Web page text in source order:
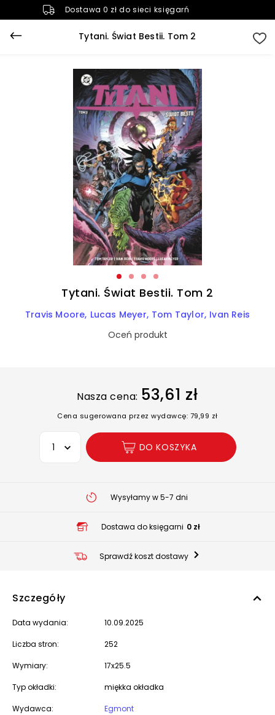
Dostawa 0 zł do sieci księgarń
Tytani. Świat Bestii. Tom 2
Tytani. Świat Bestii. Tom 2
Travis Moore Lucas Meyer Tom Taylor Ivan Reis
Oceń produkt
Nasza cena: 53,61 zł
Cena sugerowana przez wydawcę: 79,99 zł
Wybierz opcję
DO KOSZYKA
Wysyłamy w 5-7 dni
Dostawa do księgarni 0 zł
Sprawdź koszt dostawy
Szczegóły
Data wydania: 10.09.2025
Liczba stron: 252
Wymiary: 17x25.5
Typ okładki: miękka okładka
Wydawca: Egmont